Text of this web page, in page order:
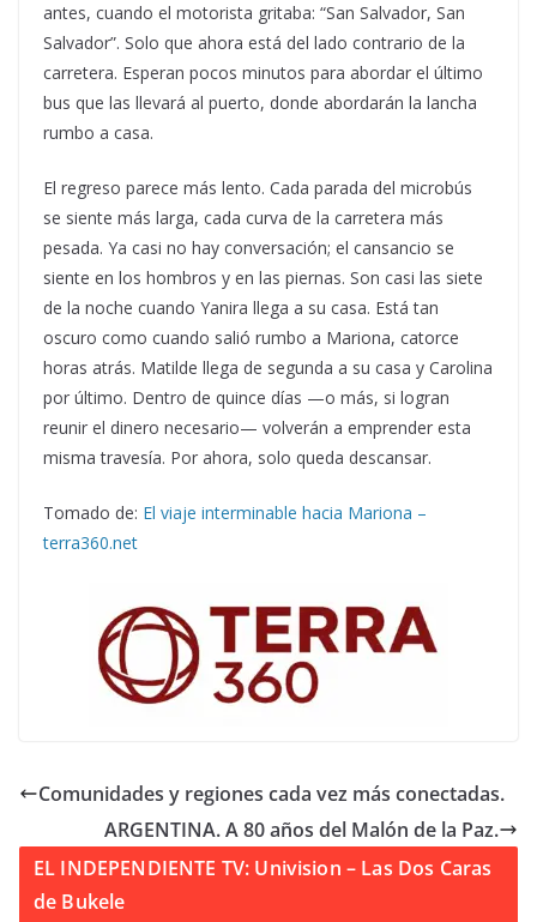
antes, cuando el motorista gritaba: “San Salvador, San
Salvador”. Solo que ahora está del lado contrario de la
carretera. Esperan pocos minutos para abordar el último
bus que las llevará al puerto, donde abordarán la lancha
rumbo a casa.
El regreso parece más lento. Cada parada del microbús
se siente más larga, cada curva de la carretera más
pesada. Ya casi no hay conversación; el cansancio se
siente en los hombros y en las piernas. Son casi las siete
de la noche cuando Yanira llega a su casa. Está tan
oscuro como cuando salió rumbo a Mariona, catorce
horas atrás. Matilde llega de segunda a su casa y Carolina
por último. Dentro de quince días —o más, si logran
reunir el dinero necesario— volverán a emprender esta
misma travesía. Por ahora, solo queda descansar.
Tomado de: El viaje interminable hacia Mariona –
terra360.net
Comunidades y regiones cada vez más conectadas.
ARGENTINA. A 80 años del Malón de la Paz.
EL INDEPENDIENTE TV: Univision – Las Dos Caras
de Bukele